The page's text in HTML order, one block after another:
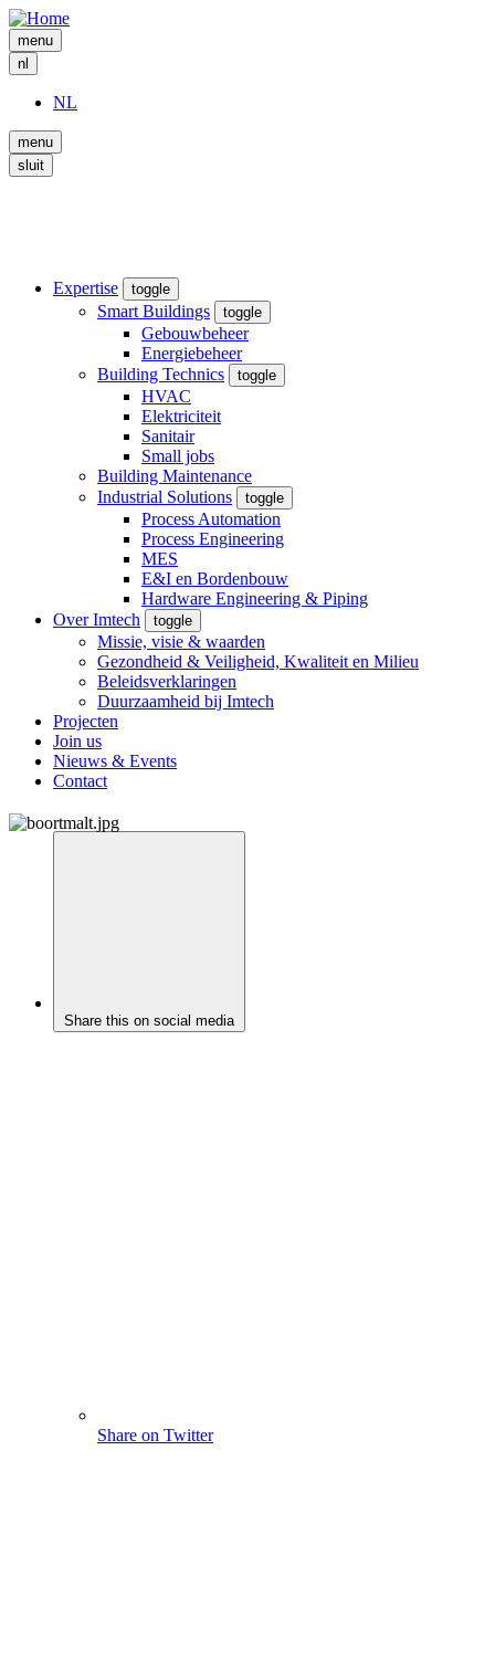
Skip
to
main
content
menu
nl
NL
menu
sluit
Expertise toggle
Smart Buildings toggle
Gebouwbeheer
Energiebeheer
Building Technics
toggle
HVAC
Elektriciteit
Sanitair
Small jobs
Building Maintenance
Industrial Solutions
toggle
Process Automation
Process Engineering
MES
E&I en Bordenbouw
Hardware Engineering & Piping
Over Imtech
toggle
Missie, visie & waarden
Gezondheid & Veiligheid, Kwaliteit en Milieu
Beleidsverklaringen
Duurzaamheid bij Imtech
Projecten
Join us
Nieuws & Events
Contact
Share this on social media
Share on Twitter